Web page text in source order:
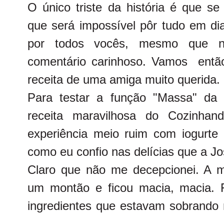
O único triste da história é que se
que será impossível pôr tudo em
por todos vocês, mesmo que
comentário carinhoso. Vamos
receita de uma amiga muito querida.
Para testar a função "Massa" da
receita maravilhosa do
experiência meio ruim com
como eu confio nas delícias que a
Claro que não me decepcionei. A
um montão e ficou macia, macia.
ingredientes que estavam